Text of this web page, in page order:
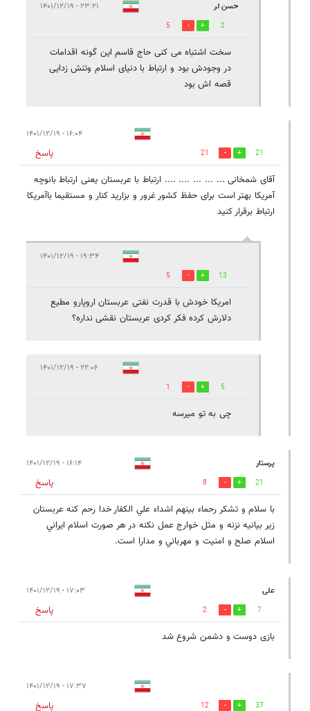
حسن لر ۲۳:۲۱ - ۱۴۰۱/۱۲/۱۹
2
5
سخت اشتباه می کنی حاج قاسم این گونه اقدامات
در وجودش بود و ارتباط با دنیای اسلام وتنش زدایی
قصه اش بود
۱۶:۰۴ - ۱۴۰۱/۱۲/۱۹
21
21
پاسخ
آقای شمخانی ... ... ... .... .... ارتباط با عربستان یعنی ارتباط بانوچه
آمریکا بهتر است برای حفظ کشور غرور و بزارید کنار و مستقیما باآمریکا
ارتباط برقرار کنید
۱۹:۳۴ - ۱۴۰۱/۱۲/۱۹
13
5
امریکا خودش با قدرت نفتی عربستان اروپارو مطیع
دلارش کرده فکر کردی عربستان نقشی نداره؟
۲۲:۰۶ - ۱۴۰۱/۱۲/۱۹
5
1
چی به تو میرسه
پرستار ۱۶:۱۴ - ۱۴۰۱/۱۲/۱۹
21
8
پاسخ
با سلام و تشكر رحماء بينهم اشداء علي الكفار خدا رحم كنه عربستان
زير بيانيه نزنه و مثل خوارج عمل نكنه در هر صورت اسلام ايراني
اسلام صلح و امنيت و مهرباني و مدارا است.
علی ۱۷:۰۳ - ۱۴۰۱/۱۲/۱۹
7
2
پاسخ
بازی دوست و دشمن شروع شد
۱۷:۳۷ - ۱۴۰۱/۱۲/۱۹
37
12 پاسخ